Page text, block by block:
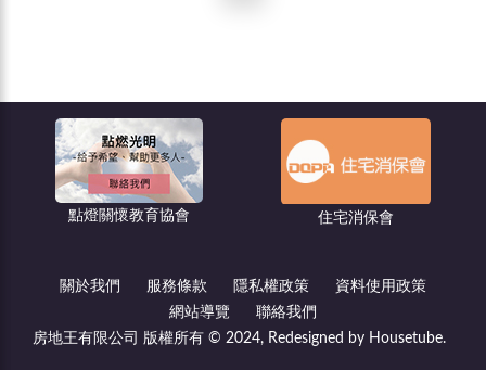
點燈關懷教育協會 住宅消保會
關於我們 服務條款 隱私權政策
資料使用政策
網站導覽
聯絡我們
房地王有限公司 版權所有 © 2024, Redesigned by Housetube.